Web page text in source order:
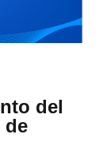
del
de